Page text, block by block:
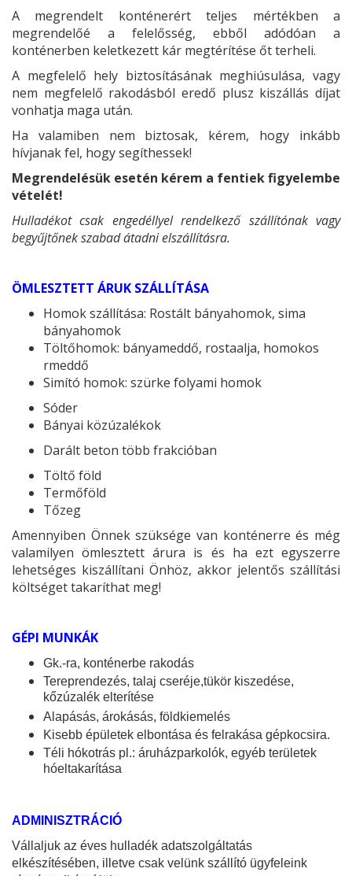
A megrendelt konténerért teljes mértékben a
megrendelőé a felelősség, ebből adódóan a
konténerben keletkezett kár megtérítése őt terheli.
A megfelelő hely biztosításának meghiúsulása, vagy
nem megfelelő rakodásból eredő plusz kiszállás díjat
vonhatja maga után.
Ha valamiben nem biztosak, kérem, hogy inkább
hívjanak fel, hogy segíthessek!
Megrendelésük esetén kérem a fentiek figyelembe
vételét!
Hulladékot csak engedéllyel rendelkező szállítónak vagy
begyűjtőnek szabad átadni elszállításra.
ÖMLESZTETT ÁRUK SZÁLLÍTÁSA
Homok szállítása: Rostált bányahomok, sima
bányahomok
Töltőhomok: bányameddő, rostaalja, homokos
rmeddő
Simító homok: szürke folyami homok
Sóder
Bányai közúzalékok
Darált beton több frakcióban
Töltő föld
Termőföld
Tőzeg
Amennyiben Önnek szüksége van konténerre és még
valamilyen ömlesztett árura is és ha ezt egyszerre
lehetséges kiszállítani Önhöz, akkor jelentős szállítási
költséget takaríthat meg!
GÉPI MUNKÁK
Gk.-ra, konténerbe rakodás
Tereprendezés, talaj cseréje,tükör kiszedése,
kőzúzalék elterítése
Alapásás, árokásás, földkiemelés
Kisebb épületek elbontása és felrakása gépkocsira.
Téli hókotrás pl.: áruházparkolók, egyéb területek
hóeltakarítása
ADMINISZTRÁCIÓ
Vállaljuk az éves hulladék adatszolgáltatás
elkészítésében, illetve csak velünk szállító ügyfeleink